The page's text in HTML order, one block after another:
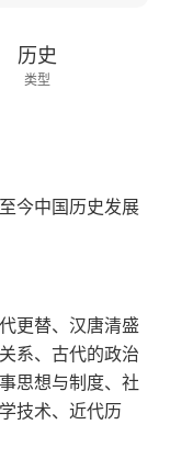
历史
类型
01-01
发行日期
今中国历史发展
更替、汉唐清盛
系、古代的政治
思想与制度、社
技术、近代历